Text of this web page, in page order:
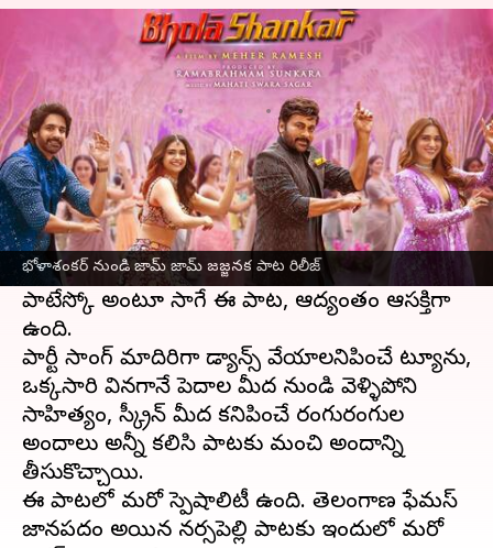
భోళాశంకర్ నుండి జామ్ జామ్ జజ్జనక పాట రిలీజ్
భోళాశంకర్ సినిమాలో తెలంగాణ
ఫేమస్ ఫోక్ సాంగ్: ఇప్పుడే రిలీజ్
వ్రాసిన వారు Sriram Pranateja Jul 11, 2023 04:53 pm
ఈ వార్తాకథనం ఏంటి
మెగాస్టార్చిరంజీవిహీరోగా నటిస్తున్నభోళాశంకర్
సినిమా నుండి ఇంతకుముందుజామ్ జామ్ జజ్జనక
పాట రిలీజైంది. డప్పేసుకో, దరువేసుకో, వవ్వారే అదిరే
పాటేస్కో అంటూ సాగే ఈ పాట, ఆద్యంతం ఆసక్తిగా
ఉంది.
పార్టీ సాంగ్ మాదిరిగా డ్యాన్స్ వేయాలనిపించే ట్యూను,
ఒక్కసారి వినగానే పెదాల మీద నుండి వెళ్ళిపోని
సాహిత్యం, స్క్రీన్ మీద కనిపించే రంగురంగుల
అందాలు అన్నీ కలిసి పాటకు మంచి అందాన్ని
తీసుకొచ్చాయి.
ఈ పాటలో మరో స్పెషాలిటీ ఉంది. తెలంగాణ ఫేమస్
జానపదం అయిన నర్సపెల్లి పాటకు ఇందులో మరో